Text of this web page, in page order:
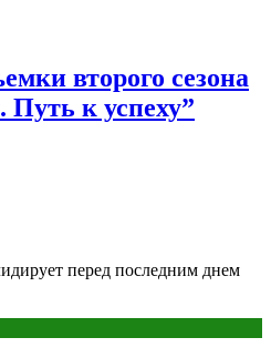
второго сезона
Путь к успеху”
перед последним днем